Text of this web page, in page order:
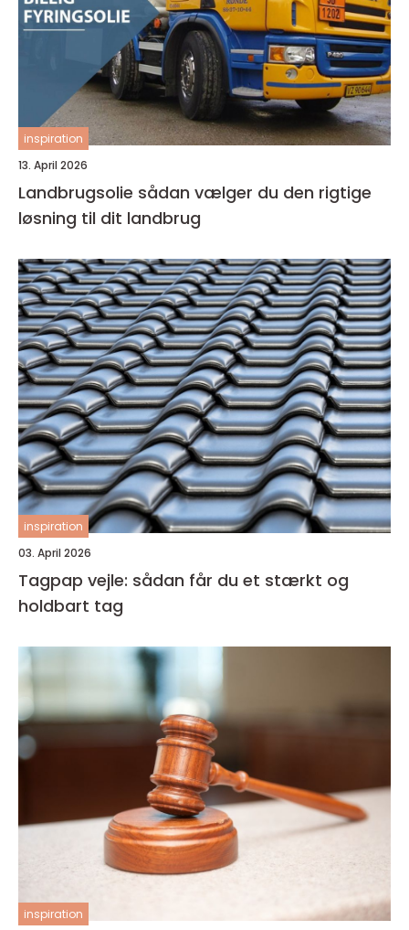
inspiration
13. April 2026
Landbrugsolie sådan vælger du den rigtige
løsning til dit landbrug
inspiration
03. April 2026
Tagpap vejle: sådan får du et stærkt og
holdbart tag
inspiration